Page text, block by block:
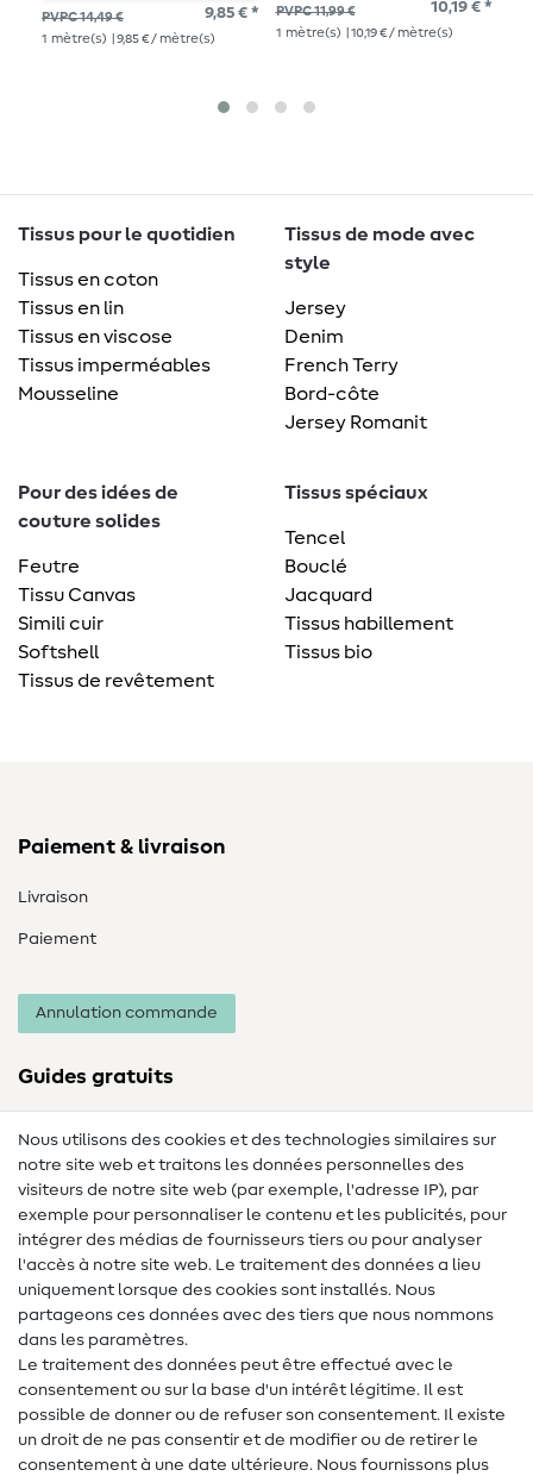
PVPC 14,49 € 9,85 € *
1 mètre(s) | 9,85 € / mètre(s)
PVPC 11,99 € 10,19 € *
1 mètre(s) | 10,19 € / mètre(s)
Tissus pour le quotidien
Tissus en coton
Tissus en lin
Tissus en viscose
Tissus imperméables
Mousseline
Tissus de mode avec
style
Jersey
Denim
French Terry
Bord-côte
Jersey Romanit
Pour des idées de
couture solides
Feutre
Tissu Canvas
Simili cuir
Softshell
Tissus de revêtement
Tissus spéciaux
Tencel
Bouclé
Jacquard
Tissus habillement
Tissus bio
Paiement & livraison
Livraison
Paiement
Annulation commande
Guides gratuits
Lexique de couture
Tutos de couture
Aide & contact
Contact
Changement de propriétaire
FAQ
Droit de rétractation
Nous utilisons des cookies et des technologies similaires sur
notre site web et traitons les données personnelles des
visiteurs de notre site web (par exemple, l'adresse IP), par
exemple pour personnaliser le contenu et les publicités, pour
intégrer des médias de fournisseurs tiers ou pour analyser
l'accès à notre site web. Le traitement des données a lieu
uniquement lorsque des cookies sont installés. Nous
partageons ces données avec des tiers que nous nommons
dans les paramètres.
Le traitement des données peut être effectué avec le
consentement ou sur la base d'un intérêt légitime. Il est
possible de donner ou de refuser son consentement. Il existe
un droit de ne pas consentir et de modifier ou de retirer le
consentement à une date ultérieure. Nous fournissons plus